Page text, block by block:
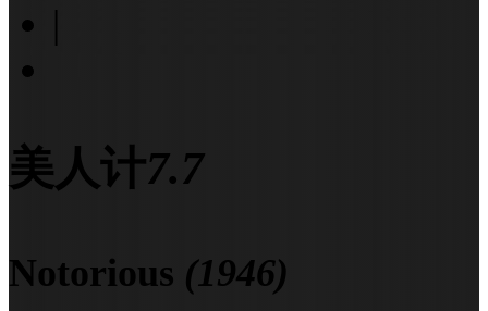
|
美人计7.7
Notorious (1946)